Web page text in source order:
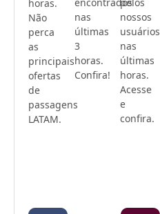
horas.
Não
perca
as
principais
ofertas
de
passagens
LATAM.
nas
últimas
3
horas.
Confira!
nossos
usuários
nas
últimas
horas.
Acesse
e
confira.